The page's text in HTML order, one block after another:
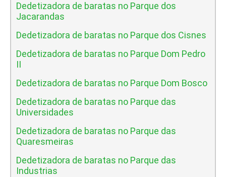
Dedetizadora de baratas no Parque dos
Jacarandas
Dedetizadora de baratas no Parque dos Cisnes
Dedetizadora de baratas no Parque Dom Pedro
II
Dedetizadora de baratas no Parque Dom Bosco
Dedetizadora de baratas no Parque das
Universidades
Dedetizadora de baratas no Parque das
Quaresmeiras
Dedetizadora de baratas no Parque das
Industrias